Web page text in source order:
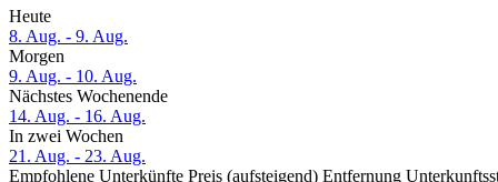
Heute
8. Aug. - 9. Aug.
Morgen
9. Aug. - 10. Aug.
Nächstes Wochenende
14. Aug. - 16. Aug.
In zwei Wochen
21. Aug. - 23. Aug.
Empfohlene Unterkünfte Preis (aufsteigend) Entfernung